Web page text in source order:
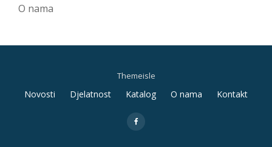
O nama
Themeisle
Secondary
Novosti Djelatnost Katalog O nama Kontakt
fa-
facebook